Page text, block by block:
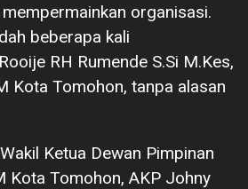
organisasi.
beberapa kali
RH Rumende S.Si M.Kes,
Kota Tomohon, tanpa alasan
Ketua Dewan Pimpinan
Kota Tomohon, AKP Johny